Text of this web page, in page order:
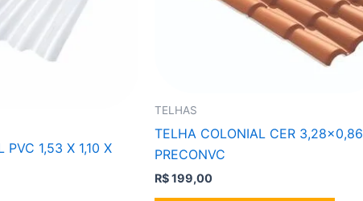
PVC 1,53 X 1,10 X
TELHAS
TELHA COLONIAL CER 3,28×0,86
PRECONVC
R$199,00